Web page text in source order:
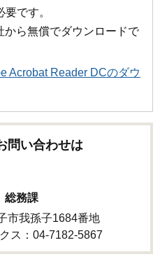
です。
ら無償でダウンロードで
Acrobat Reader DCのダウ
問い合わせは
務課
市我孫子1684番地
ス：04-7182-5867